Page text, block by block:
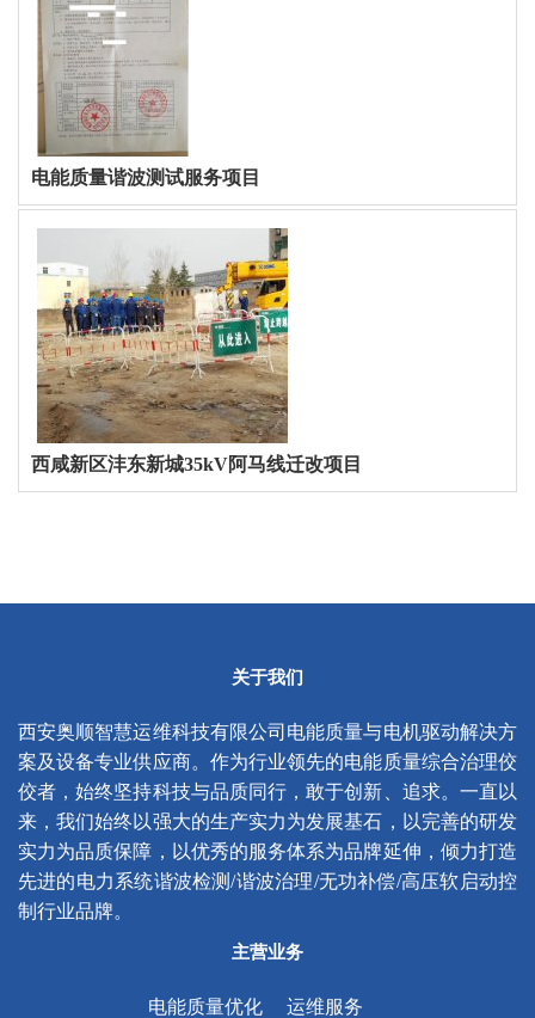
电能质量谐波测试服务项目
西咸新区沣东新城35kV阿马线迁改项目
关于我们
西安奥顺智慧运维科技有限公司电能质量与电机驱动解决方
案及设备专业供应商。作为行业领先的电能质量综合治理佼
佼者，始终坚持科技与品质同行，敢于创新、追求。一直以
来，我们始终以强大的生产实力为发展基石，以完善的研发
实力为品质保障，以优秀的服务体系为品牌延伸，倾力打造
先进的电力系统谐波检测/谐波治理/无功补偿/高压软启动控
制行业品牌。
主营业务
电能质量优化 运维服务